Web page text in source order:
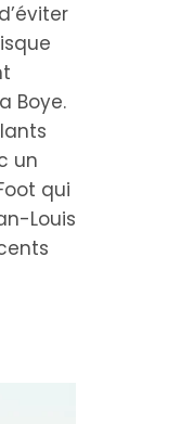
Boye.
un
qui
Louis